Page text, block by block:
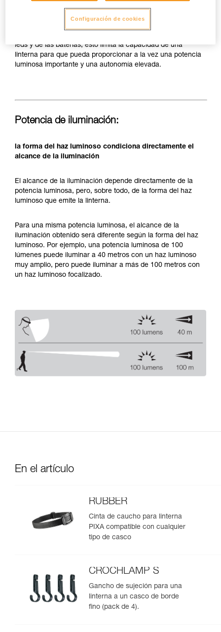
recargable) suele estar limitada en cuanto a capacidad con
leds y de las baterías, esto limita la capacidad de una
linterna para que pueda proporcionar a la vez una potencia
luminosa importante y una autonomía elevada.
Potencia de iluminación:
la forma del haz luminoso condiciona directamente el
alcance de la iluminación
El alcance de la iluminación depende directamente de la
potencia luminosa, pero, sobre todo, de la forma del haz
luminoso que emite la linterna.
Para una misma potencia luminosa, el alcance de la
iluminación obtenido será diferente según la forma del haz
luminoso. Por ejemplo, una potencia luminosa de 100
lúmenes puede iluminar a 40 metros con un haz luminoso
muy amplio, pero puede iluminar a más de 100 metros con
un haz luminoso focalizado.
En el artículo
RUBBER
Cinta de caucho para linterna
PIXA compatible con cualquier
tipo de casco
CROCHLAMP S
Gancho de sujeción para una
linterna a un casco de borde
fino (pack de 4).
Configuración de cookies